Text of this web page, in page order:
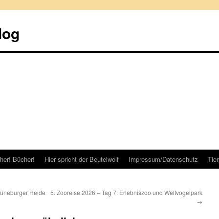
Bücher! Hier spricht der Beutelwolf Impressum/Datenschutz
Heide
5. Zooreise 2026 – Tag 7: Erlebniszoo und Weltvogelpark
→